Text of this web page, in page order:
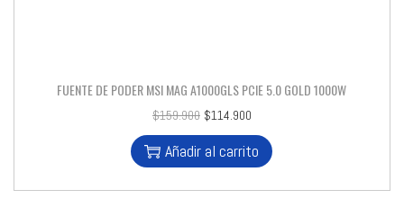
FUENTE DE PODER MSI MAG A1000GLS PCIE 5.0 GOLD 1000W
$159.900 $114.900
Añadir al carrito